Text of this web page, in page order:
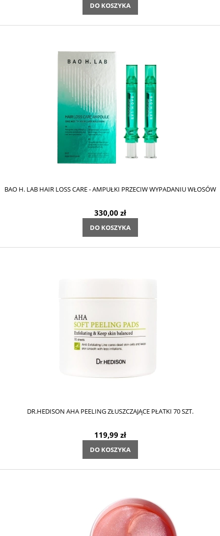
DO KOSZYKA
BAO H. LAB HAIR LOSS CARE - AMPUŁKI PRZECIW WYPADANIU WŁOSÓW
330,00 zł
DO KOSZYKA
DR.HEDISON AHA PEELING ZŁUSZCZAJĄCE PŁATKI 70 SZT.
119,99 zł
DO KOSZYKA